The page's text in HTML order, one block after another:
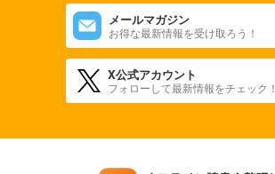
メールマガジン
お得な最新情報を受け取ろう！
X公式アカウント
フォローして最新情報をチェック！